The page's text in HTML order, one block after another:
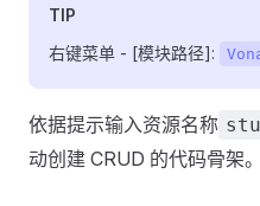
TIP
右键菜单 - [模块路径]:
依据提示输入资源名称
动创建 CRUD 的代码骨架。